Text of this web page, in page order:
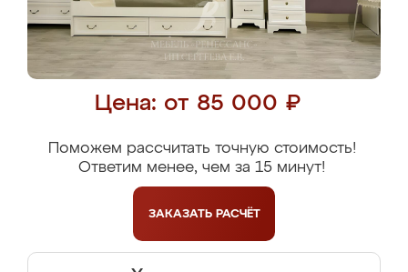
Цена: от 85 000 ₽
Поможем рассчитать точную стоимость!
Ответим менее, чем за 15 минут!
ЗАКАЗАТЬ РАСЧЁТ